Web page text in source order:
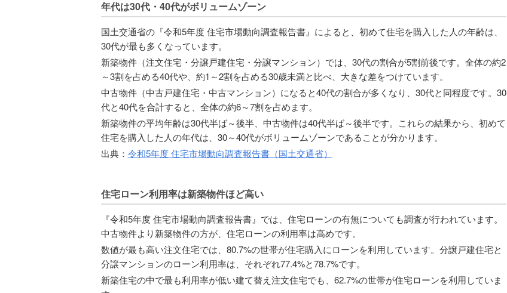
年代は30代・40代がボリュームゾーン
国土交通省の『令和5年度 住宅市場動向調査報告書』によると、初めて住宅を購入した人の年齢は、
30代が最も多くなっています。
新築物件（注文住宅・分譲戸建住宅・分譲マンション）では、30代の割合が5割前後です。全体の約2
～3割を占める40代や、約1～2割を占める30歳未満と比べ、大きな差をつけています。
中古物件（中古戸建住宅・中古マンション）になると40代の割合が多くなり、30代と同程度です。30
代と40代を合計すると、全体の約6～7割を占めます。
新築物件の平均年齢は30代半ば～後半、中古物件は40代半ば～後半です。これらの結果から、初めて
住宅を購入した人の年代は、30～40代がボリュームゾーンであることが分かります。
出典： 令和5年度 住宅市場動向調査報告書（国土交通省）
住宅ローン利用率は新築物件ほど高い
『令和5年度 住宅市場動向調査報告書』では、住宅ローンの有無についても調査が行われています。
中古物件より新築物件の方が、住宅ローンの利用率は高めです。
数値が最も高い注文住宅では、80.7%の世帯が住宅購入にローンを利用しています。分譲戸建住宅と
分譲マンションのローン利用率は、それぞれ77.4%と78.7%です。
新築住宅の中で最も利用率が低い建て替え注文住宅でも、62.7%の世帯が住宅ローンを利用していま